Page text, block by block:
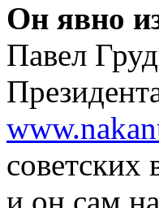
Он явно
Павел
советских